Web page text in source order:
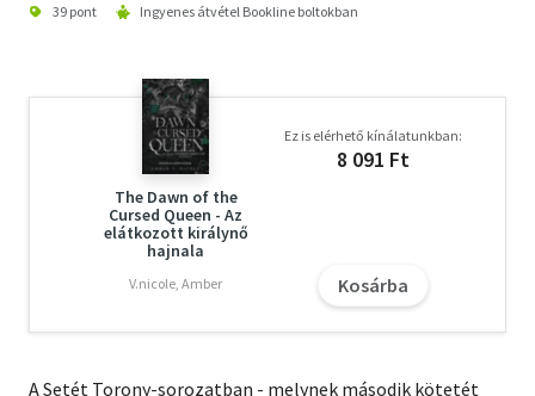
39 pont Ingyenes átvétel Bookline boltokban
The Dawn of the
Cursed Queen - Az
elátkozott királynő
hajnala
V.nicole, Amber
Ez is elérhető kínálatunkban:
8 091 Ft
Kosárba
A Setét Torony-sorozatban - melynek második kötetét